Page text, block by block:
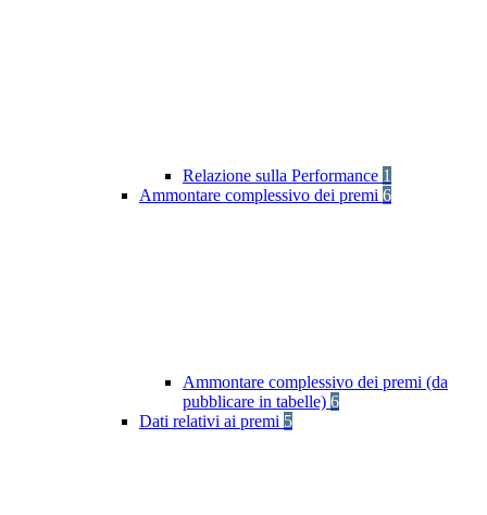
Relazione sulla Performance 1
Ammontare complessivo dei premi 6
Ammontare complessivo dei premi (da
pubblicare in tabelle) 6
Dati relativi ai premi 5